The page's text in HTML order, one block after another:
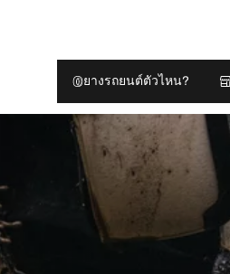
ยางรถยนต์ตัวไหน?